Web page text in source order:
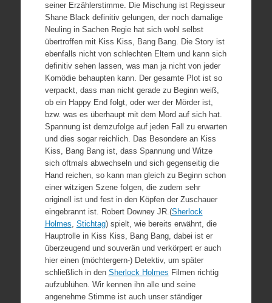
seiner Erzählerstimme. Die Mischung ist Regisseur
Shane Black definitiv gelungen, der noch damalige
Neuling in Sachen Regie hat sich wohl selbst
übertroffen mit Kiss Kiss, Bang Bang. Die Story ist
ebenfalls nicht von schlechten Eltern und kann sich
definitiv sehen lassen, was man ja nicht von jeder
Komödie behaupten kann. Der gesamte Plot ist so
verpackt, dass man nicht gerade zu Beginn weiß,
ob ein Happy End folgt, oder wer der Mörder ist,
bzw. was es überhaupt mit dem Mord auf sich hat.
Spannung ist demzufolge auf jeden Fall zu erwarten
und dies sogar reichlich. Das Besondere an Kiss
Kiss, Bang Bang ist, dass Spannung und Witze
sich oftmals abwechseln und sich gegenseitig die
Hand reichen, so kann man gleich zu Beginn schon
einer witzigen Szene folgen, die zudem sehr
originell ist und fest in den Köpfen der Zuschauer
eingebrannt ist. Robert Downey JR.(Sherlock
Holmes Stichtag) spielt, wie bereits erwähnt, die
Hauptrolle in Kiss Kiss, Bang Bang, dabei ist er
überzeugend und souverän und verkörpert er auch
hier einen (möchtergern-) Detektiv, um später
schließlich in den Sherlock Holmes Filmen richtig
aufzublühen. Wir kennen ihn alle und seine
angenehme Stimme ist auch unser ständiger